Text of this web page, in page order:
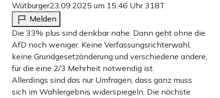
Wütburger23.09.2025 um 15:46 Uhr318T
Melden
Die 33% plus sind denkbar nahe. Dann geht ohne die
AfD noch weniger. Keine Verfassungsrichterwahl,
keine Grundgesetzänderung und verschiedene andere,
für die eine 2/3 Mehrheit notwendig ist.
Allerdings sind das nur Umfragen, dass ganz muss
sich im Wahlergebnis widerspiegeln. Die nächste